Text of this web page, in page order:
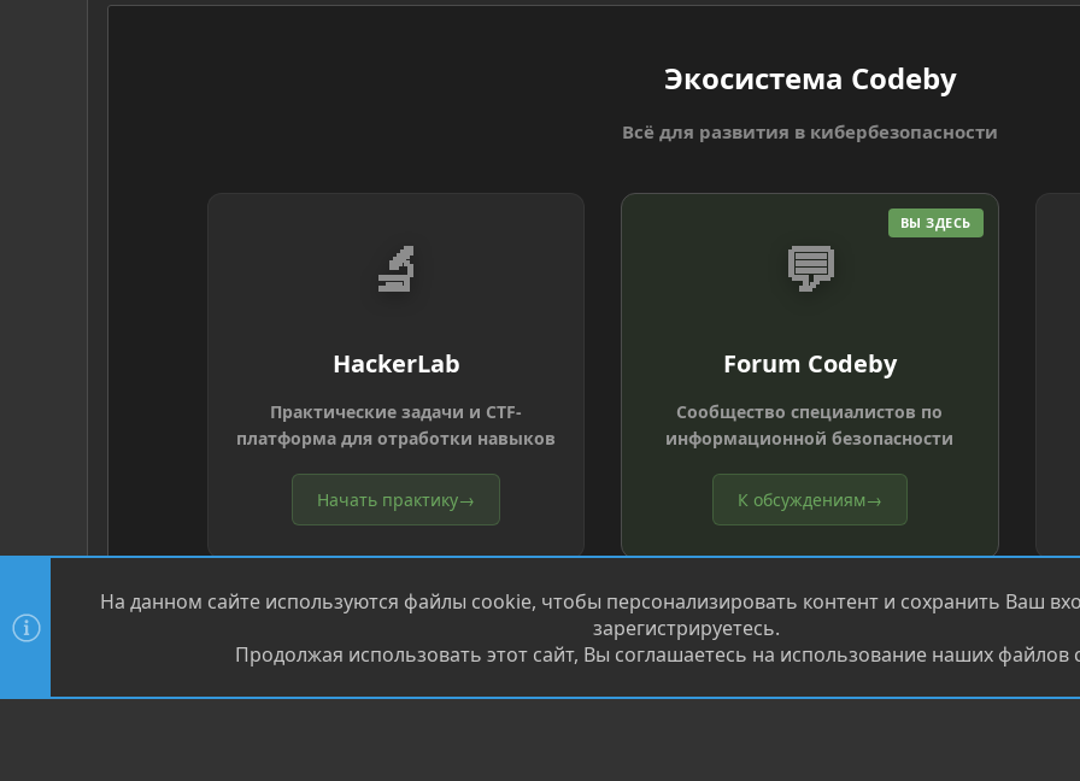
Экосистема Codeby
Всё для развития в кибербезопасности
🔬
HackerLab
Практические задачи и CTF-
платформа для отработки навыков
Начать практику→
ВЫ ЗДЕСЬ
💬
Forum Codeby
Сообщество специалистов по
информационной безопасности
К обсуждениям→
Community platform by XenForo ® © 2010-2026 XenForo Ltd. Перевод от Jumuro®
На данном сайте используются файлы cookie, чтобы персонализировать контент и сохранить Ваш
зарегистрируетесь.
Продолжая использовать этот сайт, Вы соглашаетесь на использование наших файлов